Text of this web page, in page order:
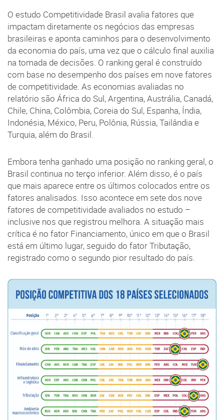
O estudo Competitividade Brasil avalia fatores que
impactam diretamente os negócios das empresas
brasileiras e aponta caminhos para o desenvolvimento
da economia do país, uma vez que o cálculo final auxilia
na tomada de decisões. O ranking geral é construído
com base no desempenho dos países em nove fatores
de competitividade. As economias avaliadas no
relatório são África do Sul, Argentina, Austrália, Canadá,
Chile, China, Colômbia, Coreia do Sul, Espanha, Índia,
Indonésia, México, Peru, Polônia, Rússia, Tailândia e
Turquia, além do Brasil.
Embora tenha ganhado uma posição no ranking geral, o
Brasil continua no terço inferior. Além disso, é o país
que mais aparece entre os últimos colocados entre os
fatores analisados. Isso acontece em sete dos nove
fatores de competitividade avaliados no estudo –
inclusive nos que registrou melhora. A situação mais
crítica é no fator Financiamento, único em que o Brasil
está em último lugar, seguido do fator Tributação,
registrado como o segundo pior resultado do país.